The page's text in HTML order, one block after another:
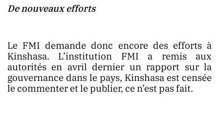
De nouveaux efforts
Le FMI demande donc encore des efforts à
Kinshasa. L’institution FMI a remis aux
autorités en avril dernier un rapport sur la
gouvernance dans le pays, Kinshasa est censée
le commenter et le publier, ce n’est pas fait.